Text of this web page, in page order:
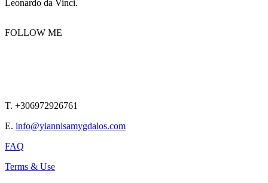
Leonardo da Vinci.
FOLLOW ME
T. +306972926761
E. info@yiannisamygdalos.com
FAQ
Terms & Use